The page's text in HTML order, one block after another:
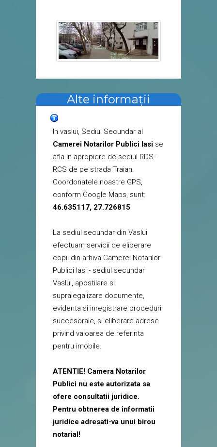
Alte informații
In vaslui, Sediul Secundar al
Camerei Notarilor Publici Iasi se
afla in apropiere de sediul RDS-
RCS de pe strada Traian.
Coordonatele noastre GPS,
conform Google Maps, sunt:
46.635117, 27.726815
La sediul secundar din Vaslui
efectuam servicii de eliberare
copii din arhiva Camerei Notarilor
Publici Iasi - sediul secundar
Vaslui, apostilare si
supralegalizare documente,
evidenta si inregistrare proceduri
succesorale, si eliberare adrese
privind valoarea de referinta
pentru imobile.
ATENTIE! Camera Notarilor
Publici nu este autorizata sa
ofere consultatii juridice.
Pentru obtnerea de informatii
juridice adresati-va unui birou
notarial!